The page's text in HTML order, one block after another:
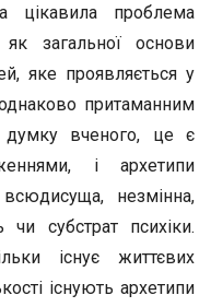
проблема
як загальної основи
яке проявляється у
притаманним
вченого, це є
і архетипи
незмінна,
субстрат психіки.
існує життєвих
існують архетипи